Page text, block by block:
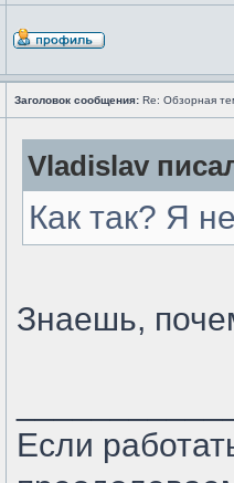
Заголовок сообщения: Re: Обзорная
Vladislav
Как так? Я
Знаешь,
Если